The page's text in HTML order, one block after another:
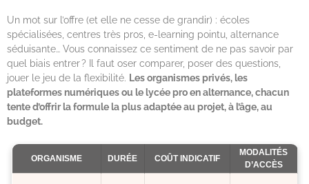
Un mot sur l’offre (et elle ne cesse de grandir) : écoles
spécialisées, centres très pros, e-learning pointu, alternance
séduisante… Vous connaissez ce sentiment de ne pas savoir par
quel biais entrer ? Il faut oser comparer, poser des questions,
jouer le jeu de la flexibilité. Les organismes privés, les
plateformes numériques ou le lycée pro en alternance, chacun
tente d’offrir la formule la plus adaptée au projet, à l’âge, au
budget.
ORGANISME DURÉE COÛT INDICATIF
MODALITÉS
D’ACCÈS